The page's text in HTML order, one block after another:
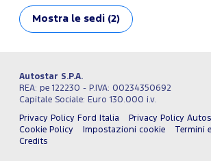
Mostra le sedi (2)
Autostar S.P.A.
REA: pe 122230 - P.IVA: 00234350692
Capitale Sociale: Euro 130.000 i.v.
Privacy Policy Ford Italia
Privacy Policy
Cookie Policy
Impostazioni cookie
Termini
Credits